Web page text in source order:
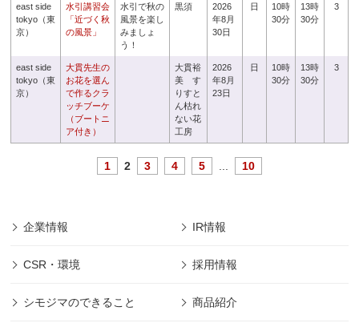
east side
tokyo（東
京）
水引講習会
「近づく秋
の風景」
水引で秋の
風景を楽し
みましょ
う！
黒須
2026
年8月
30日
日
10時
30分
13時
30分
3
east side
tokyo（東
京）
大貫先生の
お花を選ん
で作るクラ
ッチブーケ
（ブートニ
ア付き）
大貫裕
美 す
りすと
ん枯れ
ない花
工房
2026
年8月
23日
日
10時
30分
13時
30分
3
1 2 3 4 5 10
企業情報 IR情報
CSR・環境 採用情報
シモジマのできること 商品紹介